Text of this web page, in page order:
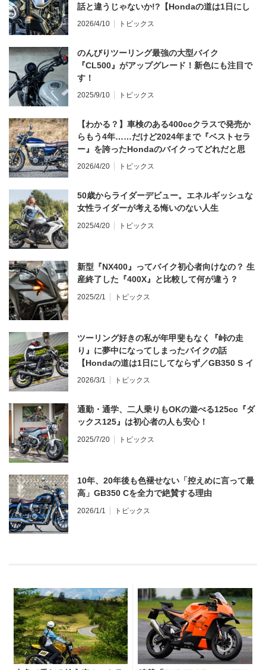
話と違うじゃないか!?【Hondaの道は1日にし
てならず／CB1000F ①第一印象 編】
2026/4/10 トピックス
のんびりツーリング最強の大型バイク
『CL500』がアップグレード！新色にも注目で
す！
2025/9/10 トピックス
【わかる？】車検のある400ccクラスで発売か
らもう4年……だけど2024年まで『ベストセラ
ー』を誇ったHondaのバイクってどれだと思
う？
2026/4/20 トピックス
50歳からライダーデビュー。エネルギッシュな
女性ライダーが考える悔いのない人生
2025/4/20 トピックス
新型『NX400』ってバイク初心者向けなの？ 生
産終了した『400X』と比較して何が違う？
2025/2/1 トピックス
ツーリング好きの私が年甲斐もなく『峠の走
り』に夢中になってしまったバイクの話
【Hondaの道は1日にしてならず／GB350 S イ
ンプレ・レビュー 前編】
2026/3/1 トピックス
通勤・通学、二人乗りもOKの遊べる125cc『ダ
ックス125』は初心者の人も安心！
2025/7/20 トピックス
10年、20年後も色褪せない「控えめに言って最
高」GB350 Cを全力で絶賛する理由
2026/1/1 トピックス